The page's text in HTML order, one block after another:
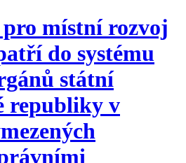
místní rozvoj
do systému
státní
republiky v